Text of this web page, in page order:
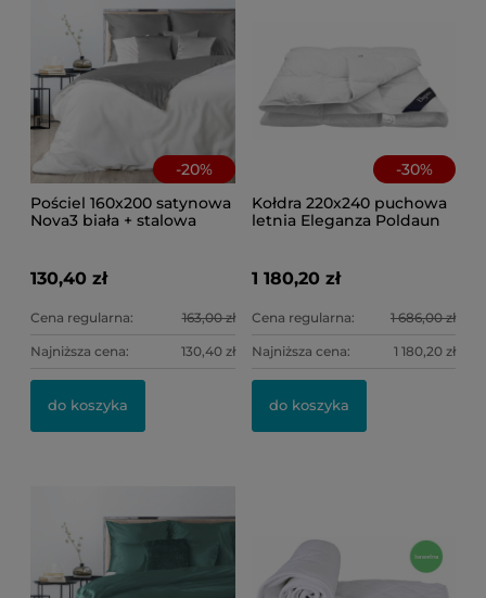
-20%
Pościel 160x200 satynowa
Nova3 biała + stalowa
130,40 zł
Cena regularna: 163,00 zł
Najniższa cena: 130,40 zł
do koszyka
-30%
Kołdra 220x240 puchowa
letnia Eleganza Poldaun
1 180,20 zł
Cena regularna: 1 686,00 zł
Najniższa cena: 1 180,20 zł
do koszyka